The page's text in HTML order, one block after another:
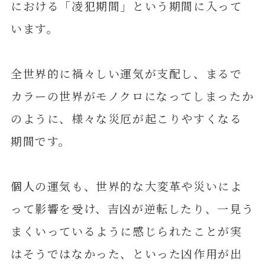
における「凌犯期間」という期間に入って
います。
全世界的に禍々しい運気が支配し、まるで
カラーの世界がモノクロになってしまったか
のように、様々な災厄が起こりやすくなる
期間です。
個人の運気も、世界的な大変革や災いによ
って影響を受け、吉凶が逆転したり、一見う
まくいっているように感じられたことが実
はそうではなかった、といった凶作用が出